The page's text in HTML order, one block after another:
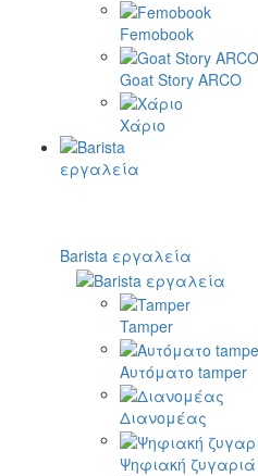
Femobook
Goat Story ARCO
Χάριο
Barista εργαλεία
Tamper
Αυτόματο tamper
Διανομέας
Ψηφιακή ζυγαριά